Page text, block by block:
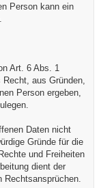
Person kann ein
Art. 6 Abs. 1
aus Gründen,
Person ergeben,
Daten nicht
Gründe für die
und Freiheiten
dient der
Rechtsansprüchen.